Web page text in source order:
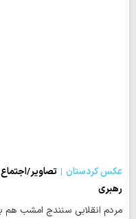
عکس کردستان
تصاویر/
رهبری
مردم انقلابی سنندج امشب هم